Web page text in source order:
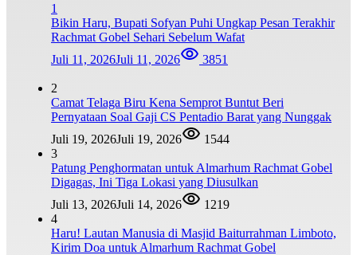
1
Bikin Haru, Bupati Sofyan Puhi Ungkap Pesan Terakhir
Rachmat Gobel Sehari Sebelum Wafat
Juli 11, 2026Juli 11, 2026 3851
2
Camat Telaga Biru Kena Semprot Buntut Beri
Pernyataan Soal Gaji CS Pentadio Barat yang Nunggak
Juli 19, 2026Juli 19, 2026
1544
3
Patung Penghormatan untuk Almarhum Rachmat Gobel
Digagas, Ini Tiga Lokasi yang Diusulkan
Juli 13, 2026Juli 14, 2026
1219
4
Haru! Lautan Manusia di Masjid Baiturrahman Limboto,
Kirim Doa untuk Almarhum Rachmat Gobel